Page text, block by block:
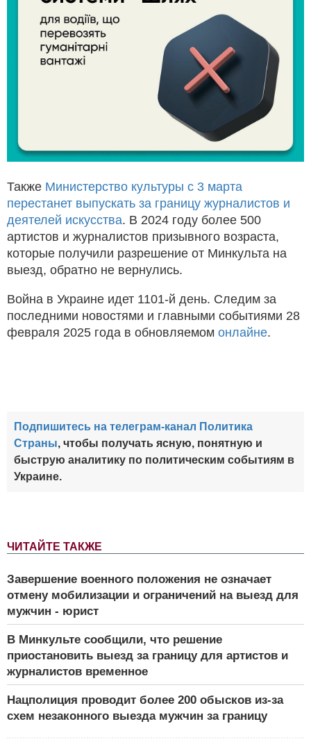
ЧИТАЙТЕ ТАКЖЕ
Завершение военного положения не означает
отмену мобилизации и ограничений на выезд для
мужчин - юрист
В Минкульте сообщили, что решение
приостановить выезд за границу для артистов и
журналистов временное
Нацполиция проводит более 200 обысков из-за
схем незаконного выезда мужчин за границу
Также Министерство культуры с 3 марта
перестанет выпускать за границу журналистов и
деятелей искусства. В 2024 году более 500
артистов и журналистов призывного возраста,
которые получили разрешение от Минкульта на
выезд, обратно не вернулись.
Война в Украине идет 1101-й день. Следим за
последними новостями и главными событиями 28
февраля 2025 года в обновляемом онлайне.
Подпишитесь на телеграм-канал Политика
Страны, чтобы получать ясную, понятную и
быструю аналитику по политическим событиям в
Украине.